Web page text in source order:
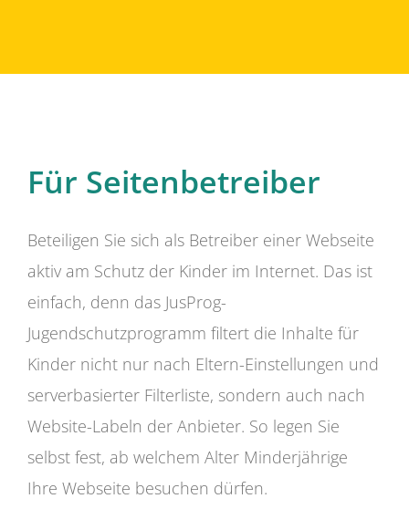
Für Seitenbetreiber
Beteiligen Sie sich als Betreiber einer Webseite
aktiv am Schutz der Kinder im Internet. Das ist
einfach, denn das JusProg-
Jugendschutzprogramm filtert die Inhalte für
Kinder nicht nur nach Eltern-Einstellungen und
serverbasierter Filterliste, sondern auch nach
Website-Labeln der Anbieter. So legen Sie
selbst fest, ab welchem Alter Minderjährige
Ihre Webseite besuchen dürfen.